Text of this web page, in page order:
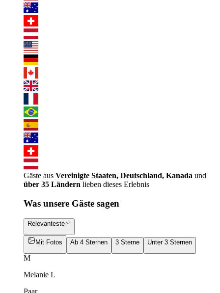
Gäste aus Vereinigte Staaten, Deutschland, Kanada und
über 35 Ländern lieben dieses Erlebnis
Was unsere Gäste sagen
Relevanteste
Mit Fotos Ab 4 Sternen 3 Sterne Unter 3 Sternen
M
Melanie L